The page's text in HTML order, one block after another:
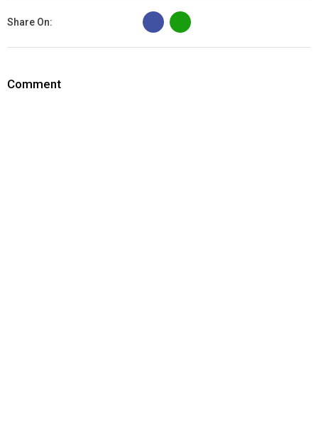
Share On:
B
Comment